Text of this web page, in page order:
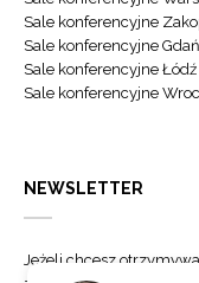
Sale konferencyjne
Sale konferencyjne
Sale konferencyjne Łódź
Sale konferencyjne
NEWSLETTER
Jeżeli chcesz